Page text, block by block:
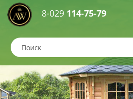
8-029 114-75-79